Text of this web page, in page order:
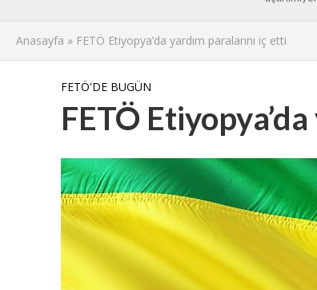
Anasayfa » FETÖ Etiyopya’da yardım paralarını iç etti
FETÖ'DE BUGÜN
FETÖ